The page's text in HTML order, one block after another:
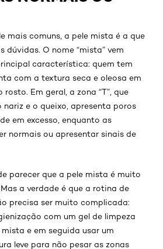
mais comuns, a pele mista é a que
dúvidas. O nome “mista” vem
característica: quem tem
com a textura seca e oleosa em
Em geral, a zona “T”, que
nariz e o queixo, apresenta poros
em excesso, enquanto as
normais ou apresentar sinais de
parecer que a pele mista é muito
a verdade é que a rotina de
precisa ser muito complicada:
com um gel de limpeza
e em seguida usar um
leve para não pesar as zonas